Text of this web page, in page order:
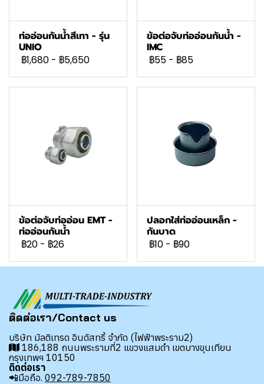
ท่ออ่อนกันน้ำสีเทา - รุ่น
UNIO
฿1,680 - ฿5,650
ข้อต่อจับท่ออ่อนกันน้ำ -
IMC
฿55 - ฿85
ข้อต่อจับท่ออ่อน EMT -
ท่ออ่อนกันน้ำ
฿20 - ฿26
ปลอกใส่ท่ออ่อนเหล็ก -
กันบาด
฿10 - ฿90
ติดต่อเรา/Contact us
บริษัท มัลติเทรด อินดัสทรี้ จำกัด (ไฟฟ้าพระราม2)
186,188 ถนนพระรามที่2 แขวงแสมดำ เขตบางขุนเทียน
กรุงเทพฯ 10150
ติดต่อเรา
📲มือถือ. 092-789-7850